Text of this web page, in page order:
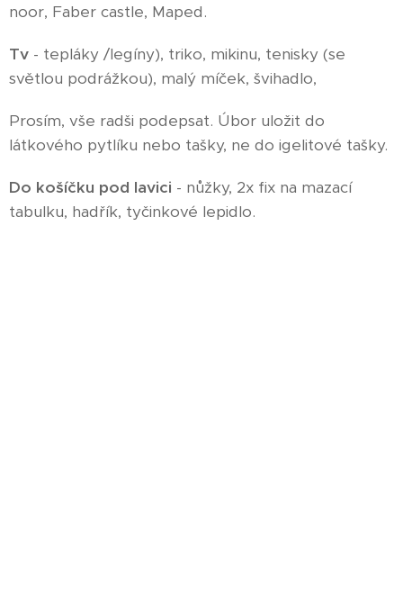
noor, Faber castle, Maped.
Tv - tepláky /legíny), triko, mikinu, tenisky (se
světlou podrážkou), malý míček, švihadlo,
Prosím, vše radši podepsat. Úbor uložit do
látkového pytlíku nebo tašky, ne do igelitové tašky.
Do košíčku pod lavici - nůžky, 2x fix na mazací
tabulku, hadřík, tyčinkové lepidlo.